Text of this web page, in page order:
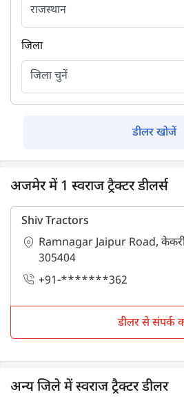
जिला
डीलर खोजें
अजमेर में 1 स्वराज ट्रैक्टर डीलर्स
Shiv Tractors
Ramnagar Jaipur Road,
305404
+91-*******362
डीलर से संपर्क
अन्य जिले में स्वराज ट्रैक्टर डीलर